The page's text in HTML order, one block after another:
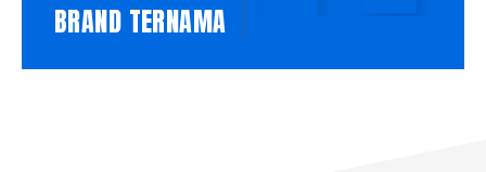
BRAND TERNAMA